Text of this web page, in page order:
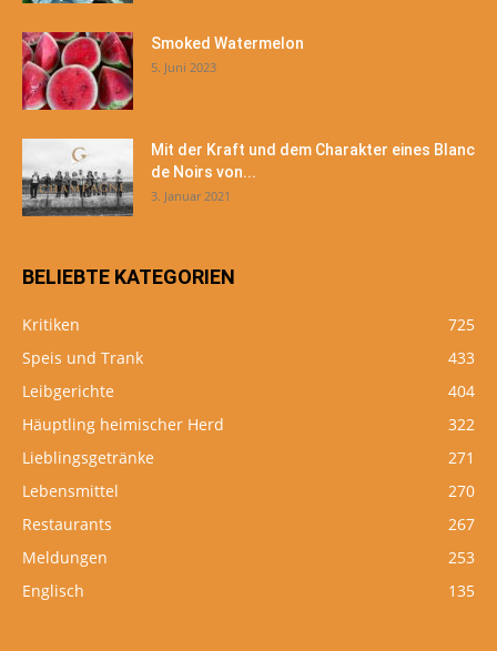
Smoked Watermelon
5. Juni 2023
Mit der Kraft und dem Charakter eines Blanc
de Noirs von...
3. Januar 2021
BELIEBTE KATEGORIEN
Kritiken
725
Speis und Trank
433
Leibgerichte
404
Häuptling heimischer Herd
322
Lieblingsgetränke
271
Lebensmittel
270
Restaurants
267
Meldungen
253
Englisch
135